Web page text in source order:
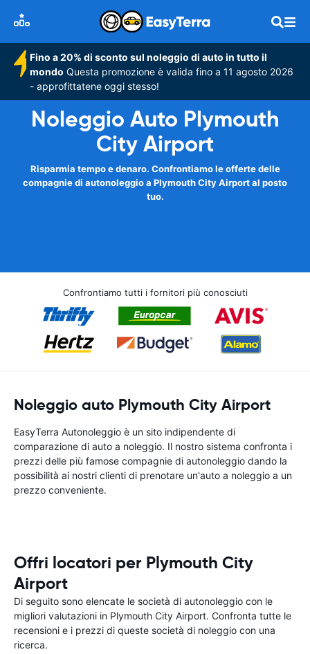
Fino a 20% di sconto sul noleggio di auto in tutto il
mondo Questa promozione è valida fino a 11 agosto 2026
- approfittatene oggi stesso!
Noleggio Auto Plymouth
City Airport
Risparmia tempo e denaro. Confrontiamo le offerte delle
compagnie di autonoleggio a Plymouth City Airport al posto
tuo.
Confrontiamo tutti i fornitori più conosciuti
Noleggio auto Plymouth City Airport
EasyTerra Autonoleggio è un sito indipendente di
comparazione di auto a noleggio. Il nostro sistema confronta i
prezzi delle più famose compagnie di autonoleggio dando la
possibilità ai nostri clienti di prenotare un'auto a noleggio a un
prezzo conveniente.
Offri locatori per Plymouth City
Airport
Di seguito sono elencate le società di autonoleggio con le
migliori valutazioni in Plymouth City Airport. Confronta tutte le
recensioni e i prezzi di queste società di noleggio con una
ricerca.